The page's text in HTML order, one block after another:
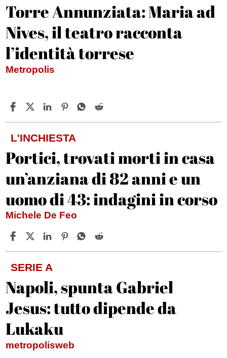
Torre Annunziata: Maria ad
Nives, il teatro racconta
l’identità torrese
Metropolis
L'INCHIESTA
Portici, trovati morti in casa
un’anziana di 82 anni e un
uomo di 43: indagini in corso
Michele De Feo
SERIE A
Napoli, spunta Gabriel
Jesus: tutto dipende da
Lukaku
metropolisweb